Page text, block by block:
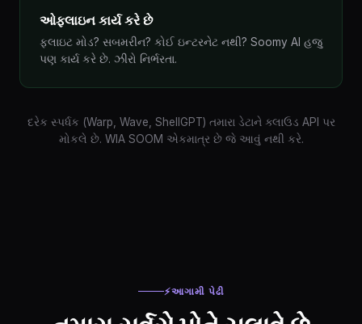
ઓફલાઇન કાર્ય કરે છે
ફ્લાઇટ મોડ? સબમરીન? કોઈ ઇન્ટરનેટ નથી? Soomy AI હજુ
પણ કાર્ય કરે છે. ઝીરો નિર્ભરતા.
દરેક સ્પર્ધક (Warp, Wave, ShellGPT) તમારા ડેટાને ક્લાઉડ API પર
મોકલે છે. WIA SOOM એકમાત્ર છે જે આવું નથી કરે.
⚡આગામી પેઢી